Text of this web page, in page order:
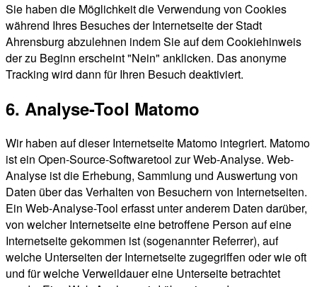
Sie haben die Möglichkeit die Verwendung von Cookies
während Ihres Besuches der Internetseite der Stadt
Ahrensburg abzulehnen indem Sie auf dem Cookiehinweis
der zu Beginn erscheint "Nein" anklicken. Das anonyme
Tracking wird dann für Ihren Besuch deaktiviert.
6. Analyse-Tool Matomo
Wir haben auf dieser Internetseite Matomo integriert. Matomo
ist ein Open-Source-Softwaretool zur Web-Analyse. Web-
Analyse ist die Erhebung, Sammlung und Auswertung von
Daten über das Verhalten von Besuchern von Internetseiten.
Ein Web-Analyse-Tool erfasst unter anderem Daten darüber,
von welcher Internetseite eine betroffene Person auf eine
Internetseite gekommen ist (sogenannter Referrer), auf
welche Unterseiten der Internetseite zugegriffen oder wie oft
und für welche Verweildauer eine Unterseite betrachtet